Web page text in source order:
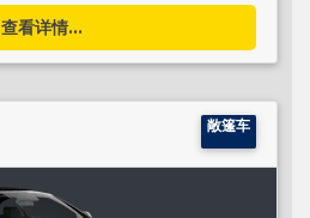
查看详情...
敞篷车